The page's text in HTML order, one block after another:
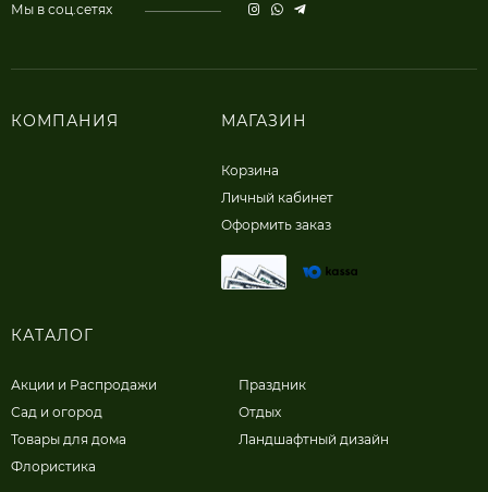
Мы в соц.сетях
КОМПАНИЯ МАГАЗИН
Корзина
Личный кабинет
Оформить заказ
КАТАЛОГ
Акции и Распродажи
Сад и огород
Товары для дома
Флористика
Праздник
Отдых
Ландшафтный дизайн